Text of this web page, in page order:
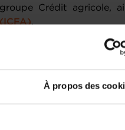
À propos des
Crédit agricole,
.
depuis octobre 2021 la
,
place à l’initiative du
et solidaire en
l’économie